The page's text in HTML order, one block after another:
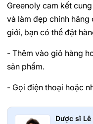
Greenoly cam kết
và làm đẹp chính hãng
giới, bạn có thể đặt
- Thêm vào giỏ hàng
sản phẩm.
- Gọi điện thoại hoặc
Dược sĩ